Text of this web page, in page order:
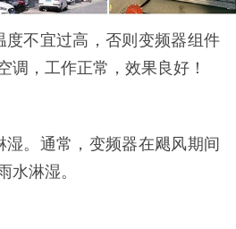
度不宜过高，否则变频器组件
调，工作正常，效果良好！
湿。通常，变频器在飓风期间
水淋湿。